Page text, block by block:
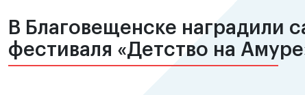
В Благовещенске наградили
фестиваля «Детство на